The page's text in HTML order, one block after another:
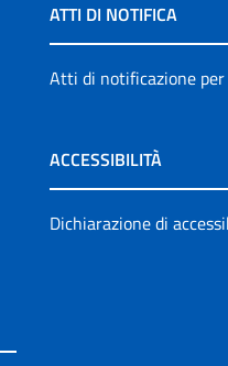
ATTI DI NOTIFICA
Atti di notificazione
ACCESSIBILITÀ
Dichiarazione di